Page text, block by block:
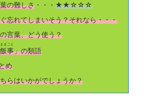
の難しさ ・・・ ★★☆☆☆
忘れてしまいそう？それなら・・・
言葉、どう使う？
飯事
ままごと
」の類語
め
らはいかがでしょうか？